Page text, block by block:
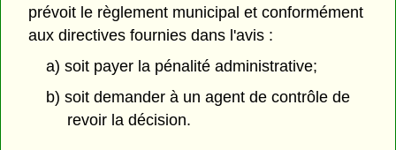
prévoit le règlement municipal et conformément
aux directives fournies dans l'avis :
a) soit payer la pénalité administrative;
b) soit demander à un agent de contrôle de
revoir la décision.